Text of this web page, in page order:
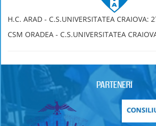
H.C. ARAD - C.S.UNIVERSITATEA CRAIOVA:
CSM ORADEA - C.S.UNIVERSITATEA
PARTENERI